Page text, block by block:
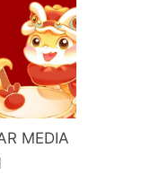
MEDIA